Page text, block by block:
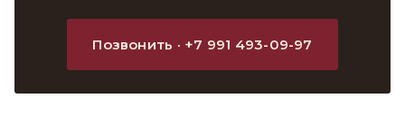
Позвонить · +7 991 493-09-97